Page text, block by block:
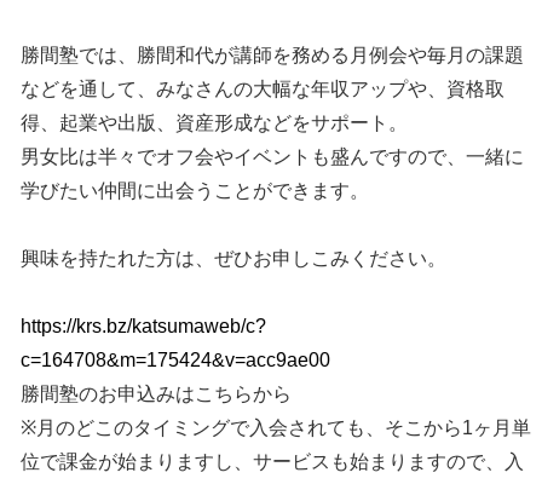
勝間塾では、勝間和代が講師を務める月例会や毎月の課題
などを通して、みなさんの大幅な年収アップや、資格取
得、起業や出版、資産形成などをサポート。
男女比は半々でオフ会やイベントも盛んですので、一緒に
学びたい仲間に出会うことができます。
興味を持たれた方は、ぜひお申しこみください。
https://krs.bz/katsumaweb/c?
c=164708&m=175424&v=acc9ae00
勝間塾のお申込みはこちらから
※月のどこのタイミングで入会されても、そこから1ヶ月単
位で課金が始まりますし、サービスも始まりますので、入